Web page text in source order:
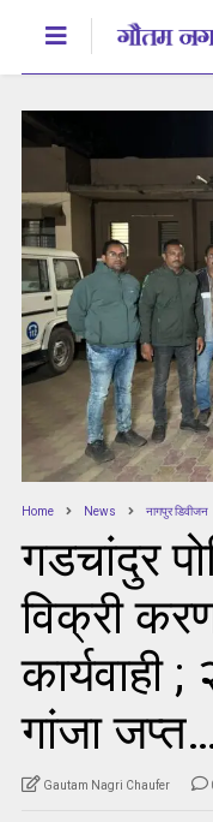
Home News नागपुर डिवीजन
गडचांदुर
विक्री
कार्यवाही
गांजा
Gautam Nagri Chaufer